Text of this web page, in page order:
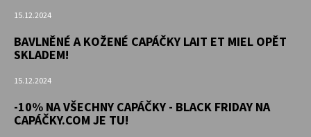
15.12.2024
BAVLNĚNÉ A KOŽENÉ CAPÁČKY LAIT ET MIEL OPĚT
SKLADEM!
15.12.2024
-10% NA VŠECHNY CAPÁČKY - BLACK FRIDAY NA
CAPÁČKY.COM JE TU!